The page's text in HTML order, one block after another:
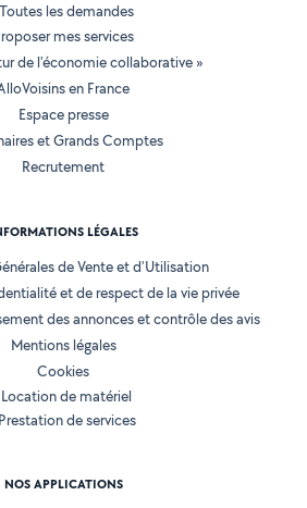
Toutes les demandes
mes services
de l'économie collaborative »
en France
Espace presse
et Grands Comptes
Recrutement
LÉGALES
de Vente et d'Utilisation
et de respect de la vie privée
des annonces et contrôle des avis
Mentions légales
Cookies
Location de matériel
Prestation de services
NOS APPLICATIONS